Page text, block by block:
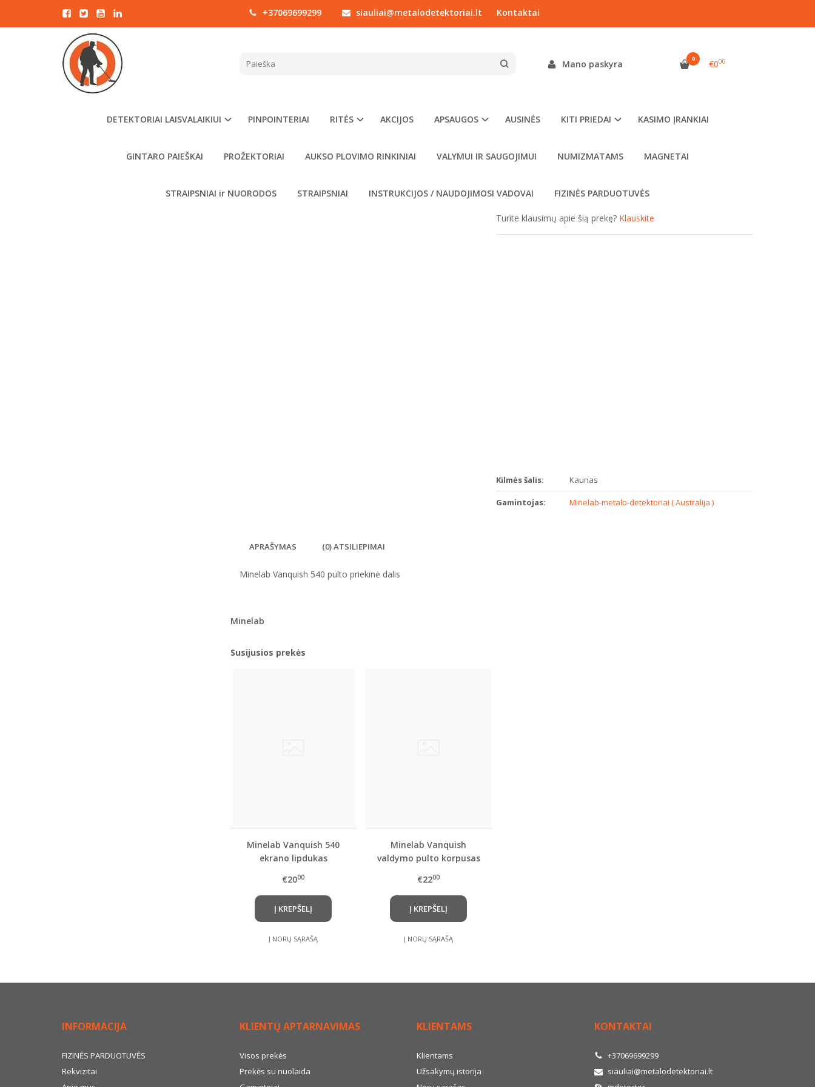
+37069699299 siauliai@metalodetektoriai.lt Kontaktai
Mano paskyra 0 €000
DETEKTORIAI LAISVALAIKIUI PINPOINTERIAI RITĖS AKCIJOS APSAUGOS AUSINĖS KITI PRIEDAI KASIMO ĮRANKIAI
GINTARO PAIEŠKAI PROŽEKTORIAI AUKSO PLOVIMO RINKINIAI VALYMUI IR SAUGOJIMUI NUMIZMATAMS MAGNETAI
STRAIPSNIAI ir NUORODOS STRAIPSNIAI INSTRUKCIJOS / NAUDOJIMOSI VADOVAI FIZINĖS PARDUOTUVĖS
MINELAB VANQUISH 540 PULTO PRIEKINĖ DALIS
Turite klausimų apie šią prekę? Klauskite
Kilmės šalis: Kaunas
Gamintojas: Minelab-metalo-detektoriai ( Australija )
APRAŠYMAS (0) ATSILIEPIMAI
Minelab Vanquish 540 pulto priekinė dalis
Minelab
Susijusios prekės
Minelab Vanquish 540
ekrano lipdukas
€2000
Į KREPŠELĮ
Į NORŲ SĄRAŠĄ
Minelab Vanquish
valdymo pulto korpusas
€2200
Į KREPŠELĮ
Į NORŲ SĄRAŠĄ
INFORMACIJA
FIZINĖS PARDUOTUVĖS
Rekvizitai
KLIENTŲ APTARNAVIMAS
Visos prekės
Prekės su nuolaida
KLIENTAMS
Klientams
Užsakymų istorija
KONTAKTAI
+37069699299
siauliai@metalodetektoriai.lt